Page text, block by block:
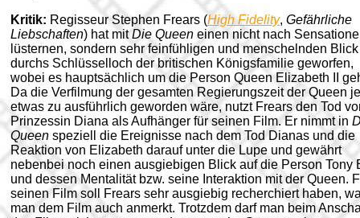
Kritik: Regisseur Stephen Frears (High Fidelity, Gefährliche
Liebschaften) hat mitDie Queen einen nicht nach
lüsternen, sondern sehr feinfühligen und menschelnden Blick
durchs Schlüsselloch der britischen Königsfamilie geworfen,
wobei es hauptsächlich um die Person Queen Elizabeth II
Da die Verfilmung der gesamten Regierungszeit der Queen
etwas zu ausführlich geworden wäre, nutzt Frears den Tod
Prinzessin Diana als Aufhänger für seinen Film. Er nimmt in
Queen speziell die Ereignisse nach dem Tod Dianas und die
Reaktion von Elizabeth darauf unter die Lupe und gewährt
nebenbei noch einen ausgiebigen Blick auf die Person Tony
und dessen Mentalität bzw. seine Interaktion mit der Queen.
seinen Film soll Frears sehr ausgiebig recherchiert haben,
man dem Film auch anmerkt. Trotzdem darf man beim